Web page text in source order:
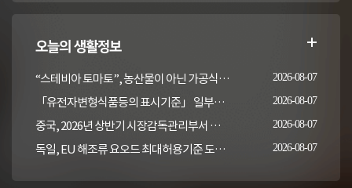
오늘의 생활정보
“스테비아 토마토”, 농산물이 아닌 가공식품입니다 2026-08-07
「유전자변형식품등의 표시기준」 일부개정고시(안) 행정예고(식품의약품안전처 공고 제2026-389호, 2026. 8. 5.) 2026-08-07
중국, 2026년 상반기 시장감독관리부서 식품안전 감독 샘플검사 현황 통보 2026-08-07
독일, EU 해조류 요오드 최대허용기준 도입안 평가... 요오드 함량 표시 및 경고문 권고 2026-08-07